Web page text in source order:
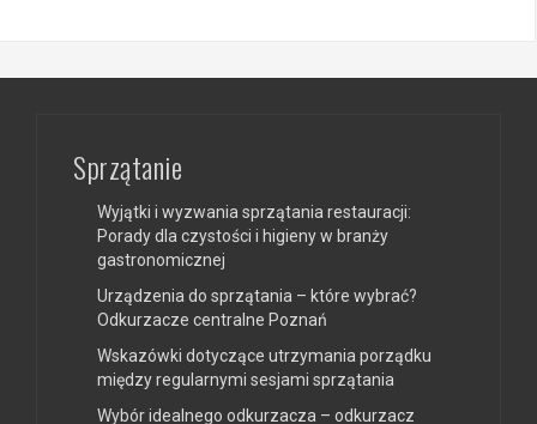
Sprzątanie
Wyjątki i wyzwania sprzątania restauracji:
Porady dla czystości i higieny w branży
gastronomicznej
Urządzenia do sprzątania – które wybrać?
Odkurzacze centralne Poznań
Wskazówki dotyczące utrzymania porządku
między regularnymi sesjami sprzątania
Wybór idealnego odkurzacza – odkurzacz